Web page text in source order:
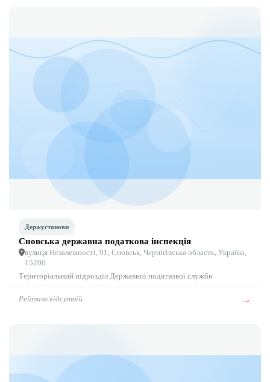
Держустанови
Сновська державна податкова інспекція
вулиця Незалежності, 91, Сновськ, Чернігівська область, Україна,
15200
Територіальний підрозділ Державної податкової служби
Рейтинг відсутній →